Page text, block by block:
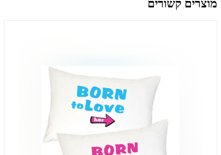
מוצרים קשורים